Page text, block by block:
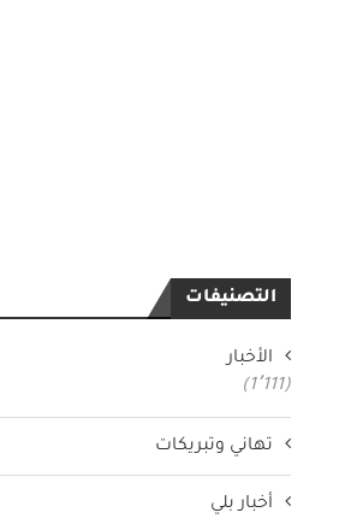
التصنيفات
الأخبار
(1٬111)
تهاني وتبريكات
أخبار بلي